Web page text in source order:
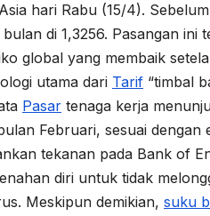
hari Rabu (15/4).
di 1,3256. Pasangan
global yang membaik
utama dari Tarif “timbal
Pasar tenaga kerja
Februari, sesuai
tekanan pada Bank of
diri untuk tidak
Meskipun demikian, suku